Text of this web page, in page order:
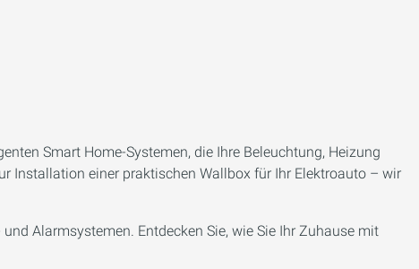
Smart Home-Systemen, die Ihre Beleuchtung, Heizung
Installation einer praktischen Wallbox für Ihr Elektroauto – wir
Alarmsystemen. Entdecken Sie, wie Sie Ihr Zuhause mit